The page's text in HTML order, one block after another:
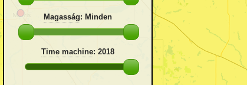
Magasság: Minden
Time machine: 2018